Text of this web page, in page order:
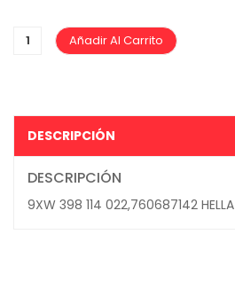
Añadir Al Carrito
DESCRIPCIÓN
DESCRIPCIÓN
9XW 398 114 022,760687142 HELLA